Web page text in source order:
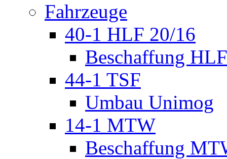
Fahrzeuge
40-1 HLF 20/16
Beschaffung HLF
44-1 TSF
Umbau Unimog
14-1 MTW
Beschaffung